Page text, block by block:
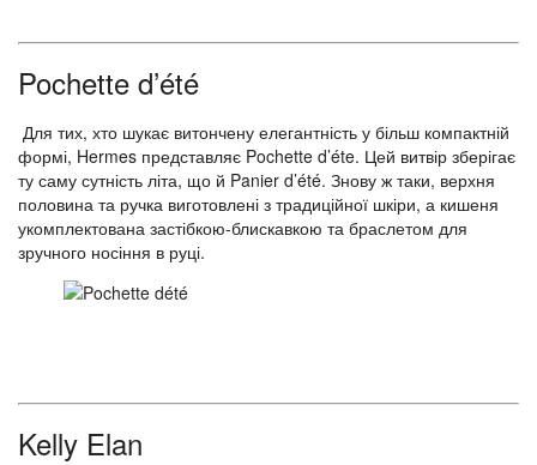
Pochette d’été
Для тих, хто шукає витончену елегантність у більш компактній
формі, Hermes представляє Pochette d’éte. Цей витвір зберігає
ту саму сутність літа, що й Panier d’été. Знову ж таки, верхня
половина та ручка виготовлені з традиційної шкіри, а кишеня
укомплектована застібкою-блискавкою та браслетом для
зручного носіння в руці.
Kelly Elan